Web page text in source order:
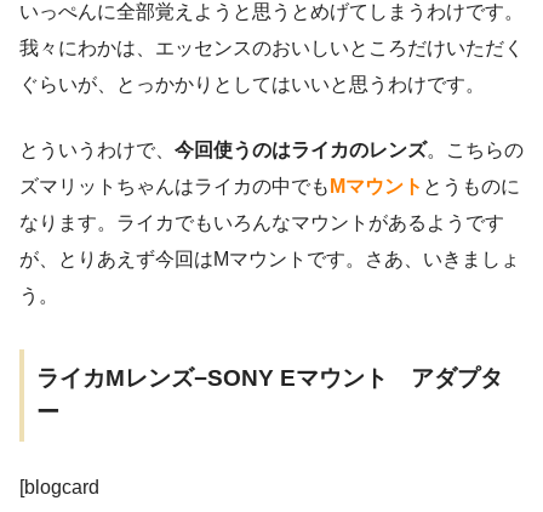
いっぺんに全部覚えようと思うとめげてしまうわけです。
我々にわかは、エッセンスのおいしいところだけいただく
ぐらいが、とっかかりとしてはいいと思うわけです。
とういうわけで、 今回使うのはライカのレンズ。こちらの
ズマリットちゃんはライカの中でも Mマウント とうものに
なります。ライカでもいろんなマウントがあるようです
が、とりあえず今回はMマウントです。さあ、いきましょ
う。
ライカMレンズ−SONY Eマウント アダプタ
ー
[blogcard